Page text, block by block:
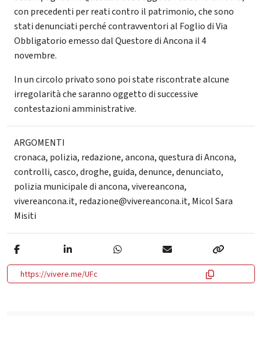
con precedenti per reati contro il patrimonio, che sono
stati denunciati perché contravventori al Foglio di Via
Obbligatorio emesso dal Questore di Ancona il 4
novembre.
In un circolo privato sono poi state riscontrate alcune
irregolarità che saranno oggetto di successive
contestazioni amministrative.
ARGOMENTI
cronaca, polizia, redazione,ancona,questura di Ancona,
controlli,casco,droghe,guida,denunce,denunciato,
polizia municipale di ancona,vivereancona,
vivereancona.it, redazione@vivereancona.it, Micol Sara
Misiti
https://vivere.me/UFc